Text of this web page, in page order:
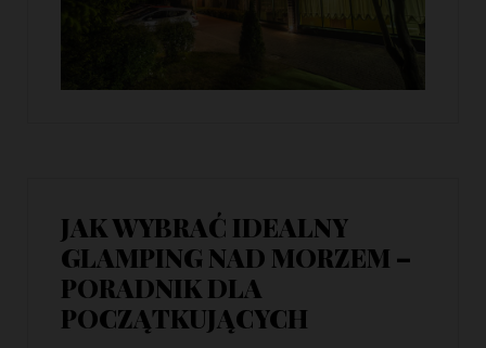
JAK WYBRAĆ IDEALNY
GLAMPING NAD MORZEM –
PORADNIK DLA
POCZĄTKUJĄCYCH